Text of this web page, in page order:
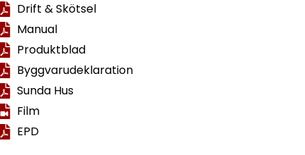
Drift & Skötsel
Manual
Produktblad
Byggvarudeklaration
Sunda Hus
Film
EPD